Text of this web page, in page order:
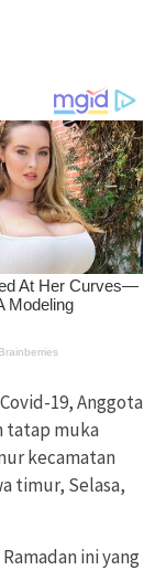
19, Anggota
tatap muka
kecamatan
timur, Selasa,
ini yang